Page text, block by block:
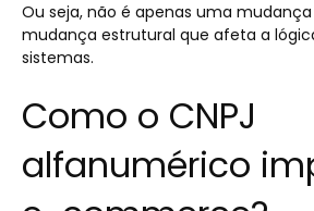
Ou seja, não é apenas uma
mudança estrutural que afeta a
sistemas.
Como o CNPJ
alfanumérico